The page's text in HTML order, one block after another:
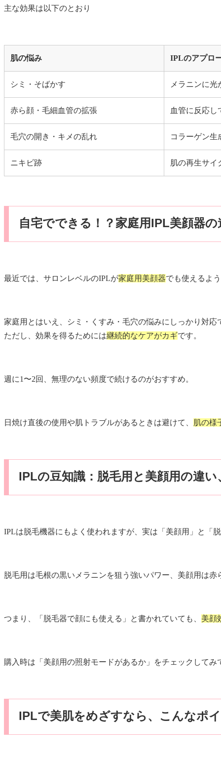
主な効果は以下のとおり
肌の悩み IPLのアプロ
シミ・そばかす メラニンに
赤ら顔・毛細血管の拡張 血管に反応し
毛穴の開き・キメの乱れ コラーゲン生
ニキビ跡 肌の再生サイ
自宅でできる！？家庭用IPL美顔器の
最近では、サロンレベルのIPLが家庭用美顔器でも使えるよ
家庭用とはいえ、シミ・くすみ・毛穴の悩みにしっかり対
ただし、効果を得るためには継続的なケアがカギです。
週に1〜2回、無理のない頻度で続けるのがおすすめ。
日焼け直後の使用や肌トラブルがあるときは避けて、 肌の様
IPLの豆知識：脱毛用と美顔用の違
IPLは脱毛機器にもよく使われますが、実は「美顔用」と「
脱毛用は毛根の黒いメラニンを狙う強いパワー、美顔用は
つまり、「脱毛器で顔にも使える」と書かれていても、 美顔
購入時は「美顔用の照射モードがあるか」をチェックしてみ
IPLで美肌をめざすなら、こんなポ